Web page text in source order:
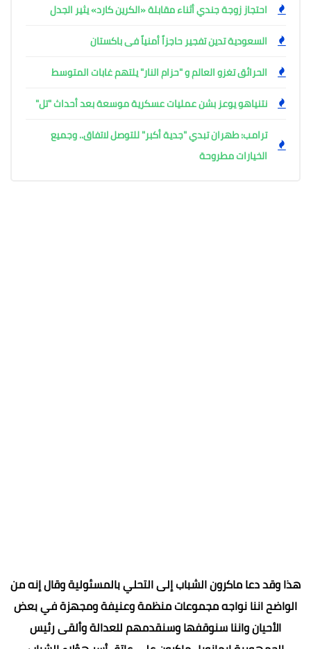
احتجاز زوجة جندي أثناء مقابلة «الكرين كارد» يثير الجدل
السعودية تدين تفجير حاجزاً أمنياً فى باكستان
الحرائق تغزو العالم و "حزام النار" يلتهم غابات المتوسط
نتنياهو يوعز بشن عمليات عسكرية موسعة بعد أحداث "تل"
ترامب: طهران تبدي "جدية أكبر" للتوصل لاتفاق.. وجميع
الخيارات مطروحة
هذا وقد دعا ماكرون الشباب إلى التحلي بالمسئولية وقال إنه من
الواضح اننا نواجه مجموعات منظمة وعنيفة ومجهزة في بعض
الأحيان واننا سنوقفها وسنقدمهم للعدالة وألقى رئيس